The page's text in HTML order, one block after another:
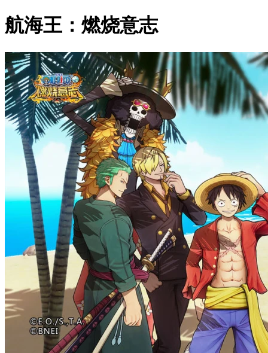
航海王：燃烧意志